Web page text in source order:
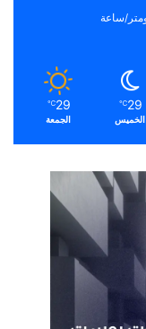
29
℃
الخميس
29
℃
الجمعة